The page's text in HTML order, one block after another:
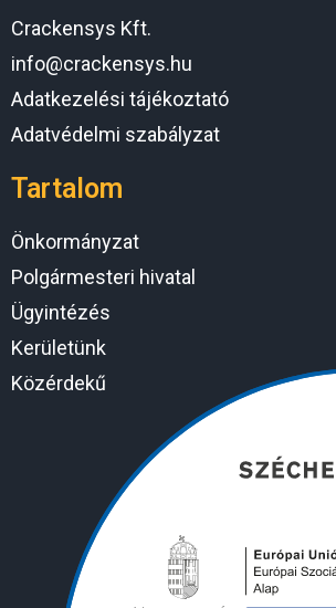
Crackensys Kft.
info@crackensys.hu
Adatkezelési tájékoztató
Adatvédelmi szabályzat
Tartalom
Önkormányzat
Polgármesteri hivatal
Ügyintézés
Kerületünk
Közérdekű